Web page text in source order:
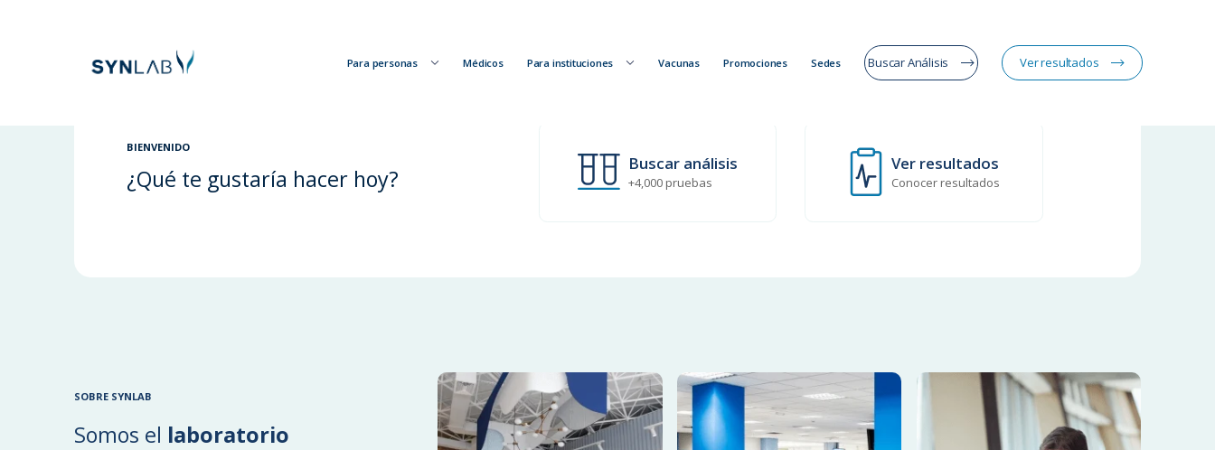
Para personas Médicos Para instituciones Vacunas Promociones Sedes Buscar Análisis Ver resultados
BIENVENIDO
¿Qué te gustaría hacer hoy?
Buscar análisis
+4,000 pruebas
Ver resultados
Conocer resultados
SOBRE SYNLAB
Somos el laboratorio